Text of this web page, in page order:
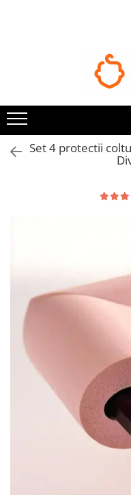
Bariere protectie pentru
Protectii mobilier
Banda protectie mobila
Protectie colturi mobila
Protectii casa
Protectii utile
Deflectoare pentru aer
Protectii exterior
Casti antifonice pentru
Echipament protectie
Set 4 protectii